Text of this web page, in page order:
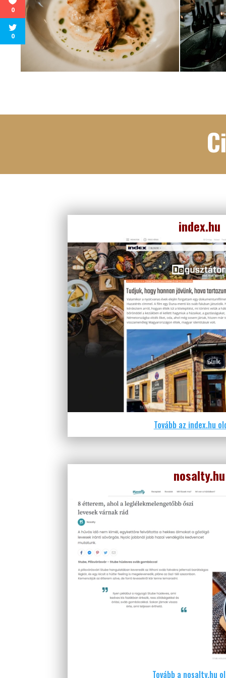
index.hu
Tovább az index.hu
nosalty.hu
Tovább a nosalty.hu
0
0